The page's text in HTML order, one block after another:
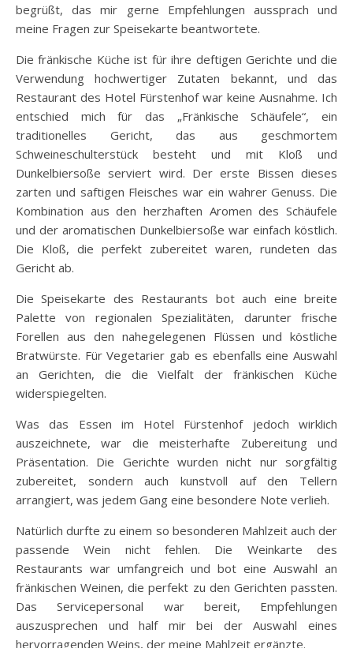
begrüßt, das mir gerne Empfehlungen aussprach und
meine Fragen zur Speisekarte beantwortete.
Die fränkische Küche ist für ihre deftigen Gerichte und die
Verwendung hochwertiger Zutaten bekannt, und das
Restaurant des Hotel Fürstenhof war keine Ausnahme. Ich
entschied mich für das „Fränkische Schäufele“, ein
traditionelles Gericht, das aus geschmortem
Schweineschulterstück besteht und mit Kloß und
Dunkelbiersoße serviert wird. Der erste Bissen dieses
zarten und saftigen Fleisches war ein wahrer Genuss. Die
Kombination aus den herzhaften Aromen des Schäufele
und der aromatischen Dunkelbiersoße war einfach köstlich.
Die Kloß, die perfekt zubereitet waren, rundeten das
Gericht ab.
Die Speisekarte des Restaurants bot auch eine breite
Palette von regionalen Spezialitäten, darunter frische
Forellen aus den nahegelegenen Flüssen und köstliche
Bratwürste. Für Vegetarier gab es ebenfalls eine Auswahl
an Gerichten, die die Vielfalt der fränkischen Küche
widerspiegelten.
Was das Essen im Hotel Fürstenhof jedoch wirklich
auszeichnete, war die meisterhafte Zubereitung und
Präsentation. Die Gerichte wurden nicht nur sorgfältig
zubereitet, sondern auch kunstvoll auf den Tellern
arrangiert, was jedem Gang eine besondere Note verlieh.
Natürlich durfte zu einem so besonderen Mahlzeit auch der
passende Wein nicht fehlen. Die Weinkarte des
Restaurants war umfangreich und bot eine Auswahl an
fränkischen Weinen, die perfekt zu den Gerichten passten.
Das Servicepersonal war bereit, Empfehlungen
auszusprechen und half mir bei der Auswahl eines
hervorragenden Weins, der meine Mahlzeit ergänzte.